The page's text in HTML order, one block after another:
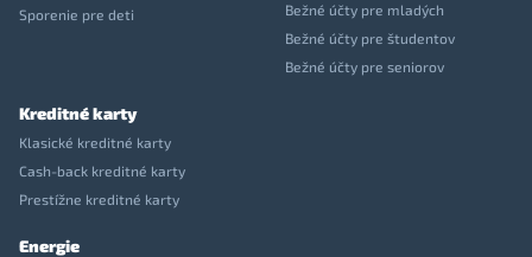
Sporenie pre deti
Bežné účty pre mladých
Bežné účty pre študentov
Bežné účty pre seniorov
Kreditné karty
Klasické kreditné karty
Cash-back kreditné karty
Prestížne kreditné karty
Energie